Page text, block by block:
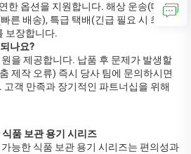
한 옵션을 지원합니다. 해상 운송(대량
른 배송), 특급 택배(긴급 필요 시 최적)
보장합니다.
나요?
을 제공합니다. 납품 후 문제가 발생할
제작 오류) 즉시 당사 팀에 문의하시면
객 만족과 장기적인 파트너십을 위해
품 보관 용기 시리즈
능한 식품 보관 용기 시리즈는 편의성과